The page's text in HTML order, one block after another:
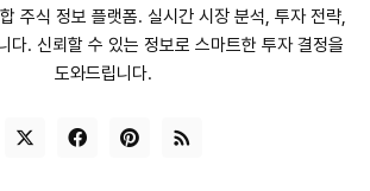
주식 정보 플랫폼. 실시간 시장 분석, 투자 전략,
다. 신뢰할 수 있는 정보로 스마트한 투자 결정을
도와드립니다.